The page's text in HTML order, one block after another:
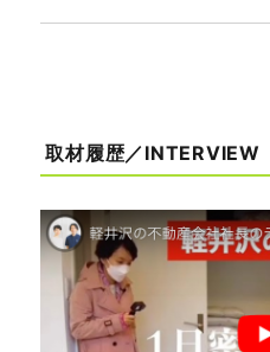
取材履歴／INTERVIEW